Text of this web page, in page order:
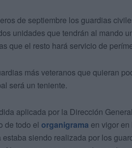
de septiembre los guardias
unidades que tendrán al mando
que el resto hará servicio de
más veteranos que quieran
será un teniente.
aplicada por la Dirección
de todo el organigrama en vigor
estaba siendo realizada por los